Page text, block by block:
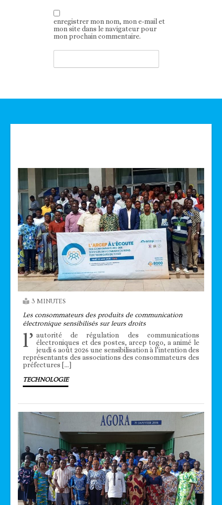
enregistrer mon nom, mon e-mail et
mon site dans le navigateur pour
mon prochain commentaire.
3 MINUTES
Les consommateurs des produits de communication
électronique sensibilisés sur leurs droits
l’ autorité de régulation des communications
électroniques et des postes, arcep togo, a animé le
jeudi 6 août 2026 une sensibilisation à l’intention des
représentants des associations des consommateurs des
préfectures […]
TECHNOLOGIE